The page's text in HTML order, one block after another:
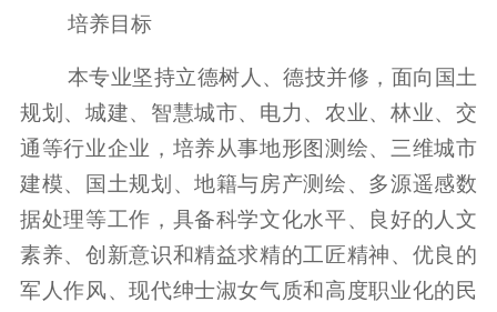
培养目标
本专业坚持立德树人、德技并修，面向国土
规划、城建、智慧城市、电力、农业、林业、交
通等行业企业，培养从事地形图测绘、三维城市
建模、国土规划、地籍与房产测绘、多源遥感数
据处理等工作，具备科学文化水平、良好的人文
素养、创新意识和精益求精的工匠精神、优良的
军人作风、现代绅士淑女气质和高度职业化的民